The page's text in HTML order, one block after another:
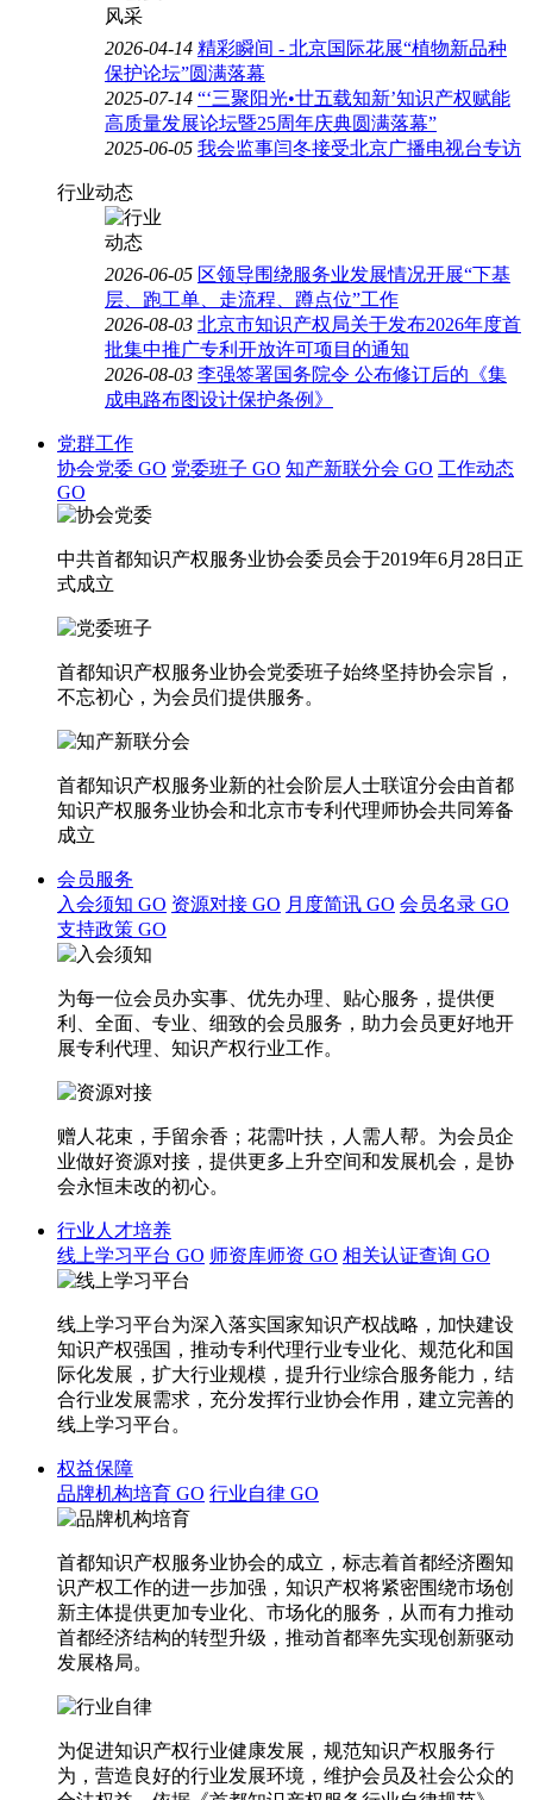
2026-04-14 精彩瞬间 - 北京国际花展“植物新品种
保护论坛”圆满落幕
2025-07-14 “‘三聚阳光•廿五载知新’知识产权赋能
高质量发展论坛暨25周年庆典圆满落幕”
2025-06-05 我会监事闫冬接受北京广播电视台专访
行业动态
2026-06-05 区领导围绕服务业发展情况开展“下基
层、跑工单、走流程、蹲点位”工作
2026-08-03 北京市知识产权局关于发布2026年度首
批集中推广专利开放许可项目的通知
2026-08-03 李强签署国务院令 公布修订后的《集
成电路布图设计保护条例》
党群工作
协会党委 GO 党委班子 GO 知产新联分会 GO 工作动态
GO
中共首都知识产权服务业协会委员会于2019年6月28日正
式成立
首都知识产权服务业协会党委班子始终坚持协会宗旨，
不忘初心，为会员们提供服务。
首都知识产权服务业新的社会阶层人士联谊分会由首都
知识产权服务业协会和北京市专利代理师协会共同筹备
成立
会员服务
入会须知 GO 资源对接 GO 月度简讯 GO 会员名录 GO
支持政策 GO
为每一位会员办实事、优先办理、贴心服务，提供便
利、全面、专业、细致的会员服务，助力会员更好地开
展专利代理、知识产权行业工作。
赠人花束，手留余香；花需叶扶，人需人帮。为会员企
业做好资源对接，提供更多上升空间和发展机会，是协
会永恒未改的初心。
行业人才培养
线上学习平台 GO 师资库师资 GO 相关认证查询 GO
线上学习平台为深入落实国家知识产权战略，加快建设
知识产权强国，推动专利代理行业专业化、规范化和国
际化发展，扩大行业规模，提升行业综合服务能力，结
合行业发展需求，充分发挥行业协会作用，建立完善的
线上学习平台。
权益保障
品牌机构培育 GO 行业自律 GO
首都知识产权服务业协会的成立，标志着首都经济圈知
识产权工作的进一步加强，知识产权将紧密围绕市场创
新主体提供更加专业化、市场化的服务，从而有力推动
首都经济结构的转型升级，推动首都率先实现创新驱动
发展格局。
为促进知识产权行业健康发展，规范知识产权服务行
为，营造良好的行业发展环境，维护会员及社会公众的